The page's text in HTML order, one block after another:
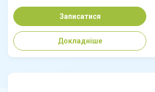
Записатися
Докладніше